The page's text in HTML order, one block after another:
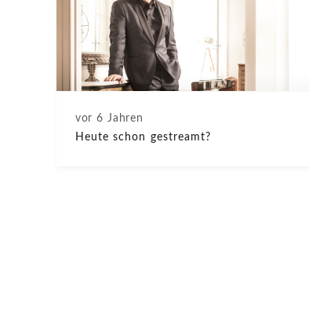
vor 6 Jahren
Heute schon gestreamt?